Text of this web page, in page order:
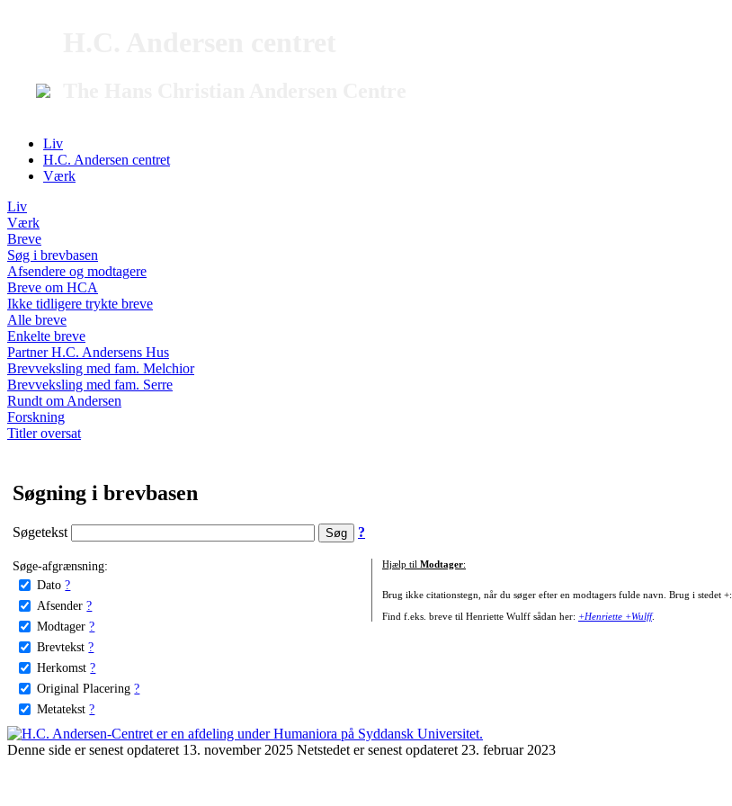
Liv
H.C. Andersen centret
Værk
Liv
Værk
Breve
Søg i brevbasen
Afsendere og modtagere
Breve om HCA
Ikke tidligere trykte breve
Alle breve
Enkelte breve
Partner H.C. Andersens Hus
Brevveksling med fam. Melchior
Brevveksling med fam. Serre
Rundt om Andersen
Forskning
Titler oversat
Søgning i brevbasen
Søgetekst ?
Søge-afgrænsning:
Dato ?
Afsender ?
Modtager ?
Brevtekst ?
Herkomst ?
Original Placering ?
Metatekst ?
Hjælp til Modtager:
Brug ikke citationstegn, når du søger efter en modtagers fulde navn. Brug i stedet +:
Find f.eks. breve til Henriette Wulff sådan her: +Henriette +Wulff.
Denne side er senest opdateret 13. november 2025 Netstedet er senest opdateret 23. februar 2023